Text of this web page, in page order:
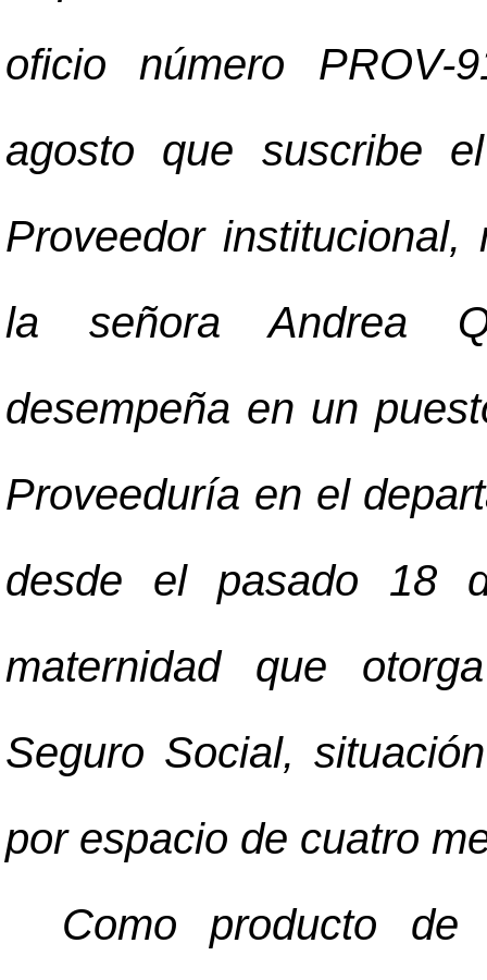
oficio número PROV-
agosto que suscribe
Proveedor
la señora Andrea
desempeña en un
Proveeduría en el
desde el pasado 18
maternidad que
Seguro Social,
por espacio de cuatro
Como producto